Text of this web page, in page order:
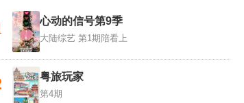
心动的信号第9季
大陆综艺 第1期陪看上
粤旅玩家
第4期